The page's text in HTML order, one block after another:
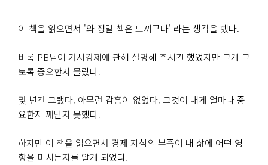
이 책을 읽으면서 '와 정말 책은 도끼구나' 라는 생각을 했다.
비록 PB님이 거시경제에 관해 설명해 주시긴 했었지만 그게 그
토록 중요한지 몰랐다.
몇 년간 그랬다. 아무런 감흥이 없었다. 그것이 내게 얼마나 중
요한지 깨닫지 못했다.
하지만 이 책을 읽으면서 경제 지식의 부족이 내 삶에 어떤 영
향을 미치는지를 알게 되었다.